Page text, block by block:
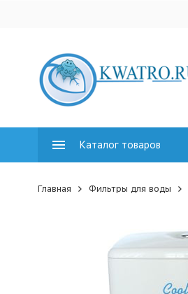
Каталог товаров
Главная Фильтры для воды